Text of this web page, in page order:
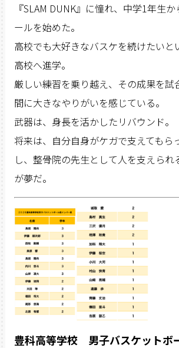
『SLAM DUNK』に憧れ、中学1年生
ールを始めた。
高校でも大好きなバスケを続けたいと
高校へ進学。
厳しい練習を乗り越え、その成果を試
間に大きなやりがいを感じている。
武器は、身長を活かしたリバウンド。
将来は、自分自身がケガで支えてもら
し、整骨院の先生として人を支えられ
が夢だ。
豊科高等学校 男子バスケットボ